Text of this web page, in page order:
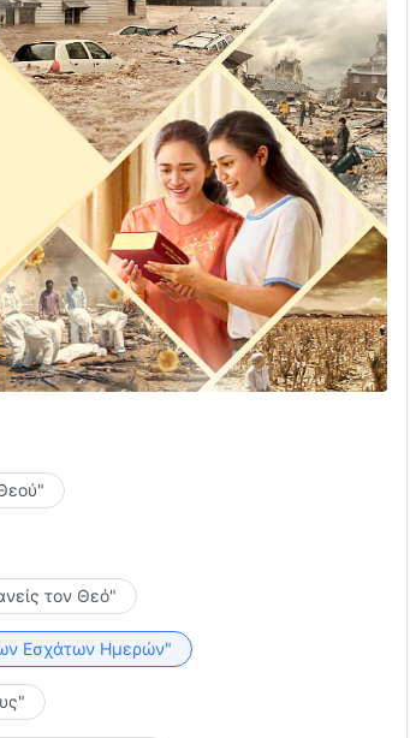
τον Θεό"
Εσχάτων Ημερών"